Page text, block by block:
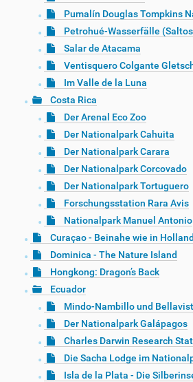
Pumalín Douglas Tompkins
Petrohué-Wasserfälle
Salar de Atacama
Ventisquero Colgante
Im Valle de la Luna
Costa Rica
Der Arenal Eco Zoo
Der Nationalpark Cahuita
Der Nationalpark Carara
Der Nationalpark Corcovado
Der Nationalpark Tortuguero
Forschungsstation Rara Avis
Nationalpark Manuel Antonio
Curaçao - Beinahe wie in Holland
Dominica - The Nature Island
Hongkong: Dragon’s Back
Ecuador
Mindo-Nambillo und
Der Nationalpark Galápagos
Charles Darwin Research
Die Sacha Lodge im
Isla de la Plata - Die